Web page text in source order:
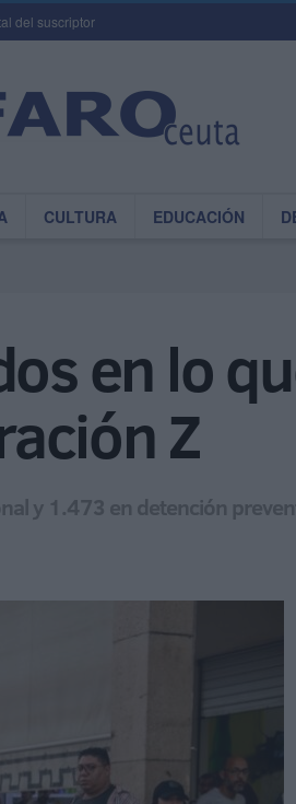
del suscriptor
CULTURA EDUCACIÓN
en lo
Z
y 1.473 en detención